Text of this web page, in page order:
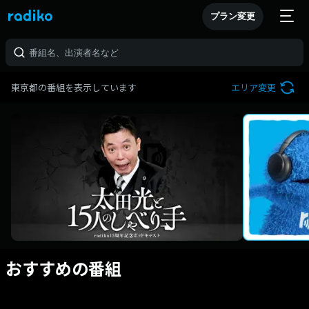
プラン変更
東京都の番組を表示しています エリア変更
おすすめの番組